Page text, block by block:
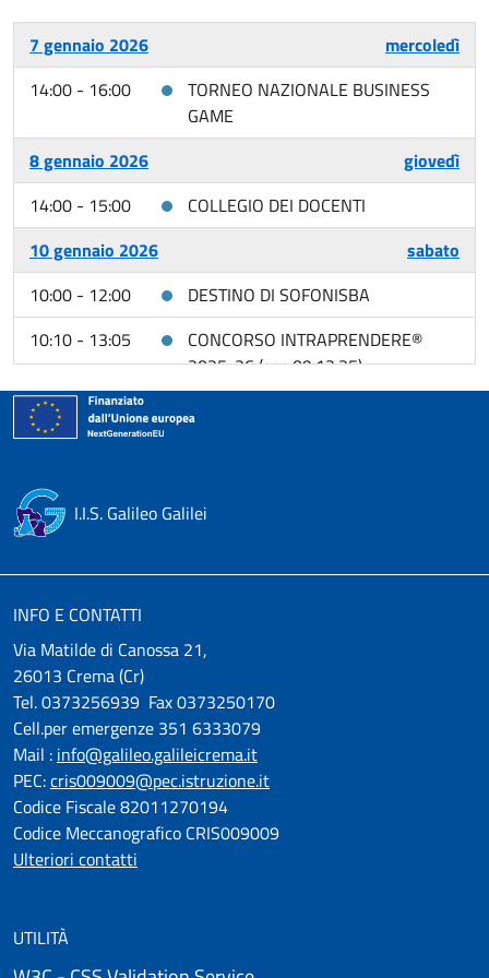
7 gennaio 2026
mercoledì
14:00 - 16:00
TORNEO NAZIONALE BUSINESS
GAME
8 gennaio 2026
giovedì
14:00 - 15:00
COLLEGIO DEI DOCENTI
10 gennaio 2026
sabato
10:00 - 12:00
DESTINO DI SOFONISBA
10:10 - 13:05
CONCORSO INTRAPRENDERE®
2025-26 (agg.09.12.25)
12 gennaio 2026
14 gennaio 2026
07:20 - 15:30
Biotecnologie UNIMIB
07:30 - 14:30
DNA MICROBICO
09:10 - 13:00
MIDOLLO
16 gennaio 2026
09:10 - 11:00
DONAZIONE DEL SANGUE E DEL
MIDOLLO
10:10 - 11:10
17 gennaio 2026
I.I.S. Galileo Galilei
INFO E CONTATTI
Via Matilde di Canossa 21,
26013 Crema (Cr)
Tel. 0373256939 Fax 0373250170
Cell.per emergenze 351 6333079
Mail : info@galileo.galileicrema.it
PEC:cris009009@pec.istruzione.it
Codice Fiscale 82011270194
Codice Meccanografico CRIS009009
Ulteriori contatti
UTILITÀ